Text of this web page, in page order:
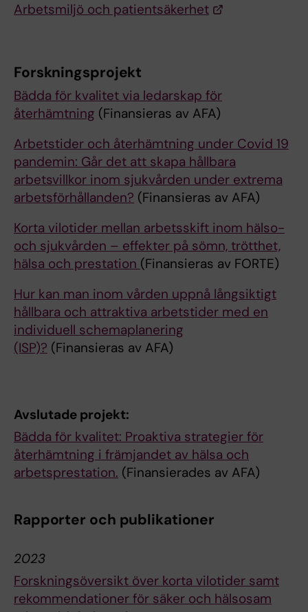
Arbetsmiljö och patientsäkerhet
Forskningsprojekt
Bädda för kvalitet via ledarskap för
återhämtning (Finansieras av AFA)
Arbetstider och återhämtning under Covid 19
pandemin: Går det att skapa hållbara
arbetsvillkor inom sjukvården under extrema
arbetsförhållanden? (Finansieras av AFA)
Korta vilotider mellan arbetsskift inom hälso-
och sjukvården – effekter på sömn, trötthet,
hälsa och prestation (Finansieras av FORTE)
Hur kan man inom vården uppnå långsiktigt
hållbara och attraktiva arbetstider med en
individuell schemaplanering
(ISP)? (Finansieras av AFA)
Avslutade projekt:
Bädda för kvalitet: Proaktiva strategier för
återhämtning i främjandet av hälsa och
arbetsprestation. (Finansierades av AFA)
Rapporter och publikationer
2023
Forskningsöversikt över korta vilotider samt
rekommendationer för säker och hälsosam